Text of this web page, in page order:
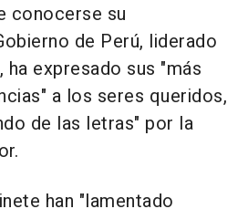
conocerse su
de Perú, liderado
expresado sus "más
a los seres queridos,
de las letras" por la
han "lamentado